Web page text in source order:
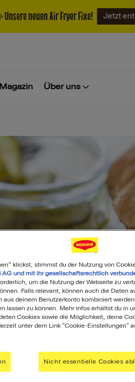
Unsere neuen Air Fryer Fixe! Jetzt
Magazin Über uns
klickst, stimmst du der Nutzung von
AG und mit ihr gesellschaftsrechtlich
um die Nutzung der Webseite zu
Falls relevant, können auch die Daten
aus deinem Benutzerkonto kombiniert
lassen zu können. Mehr Infos erhältst du in
Cookies sowie die Möglichkeit, deine
unter dem Link "Cookie-Einstellungen"
Nicht essentielle Cookies